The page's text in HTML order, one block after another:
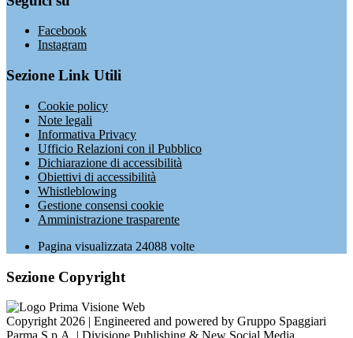
Facebook
Instagram
Sezione Link Utili
Cookie policy
Note legali
Informativa Privacy
Ufficio Relazioni con il Pubblico
Dichiarazione di accessibilità
Obiettivi di accessibilità
Whistleblowing
Gestione consensi cookie
Amministrazione trasparente
Pagina visualizzata 24088 volte
Sezione Copyright
Copyright 2026 | Engineered and powered by Gruppo Spaggiari